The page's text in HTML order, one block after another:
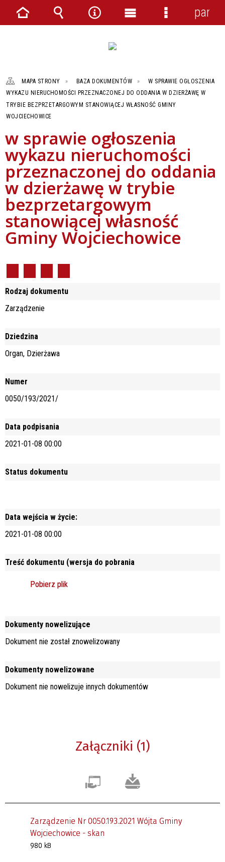
MAPA STRONY BAZA DOKUMENTÓW
W SPRAWIE OGŁOSZENIA
WYKAZU NIERUCHOMOŚCI PRZEZNACZONEJ DO ODDANIA W DZIERŻAWĘ W
TRYBIE BEZPRZETARGOWYM STANOWIĄCEJ WŁASNOŚĆ GMINY
WOJCIECHOWICE
w sprawie ogłoszenia
wykazu nieruchomości
przeznaczonej do oddania
w dzierżawę w trybie
bezprzetargowym
stanowiącej własność
Gminy Wojciechowice
Rodzaj dokumentu
Zarządzenie
Dziedzina
Organ, Dzierżawa
Numer
0050/193/2021/
Data podpisania
2021-01-08 00:00
Status dokumentu
Data wejścia w życie:
2021-01-08 00:00
Treść dokumentu (wersja do pobrania
Pobierz plik
Dokumenty nowelizujące
Dokument nie został znowelizowany
Dokumenty nowelizowane
Dokument nie nowelizuje innych dokumentów
Załączniki (1)
Zarządzenie Nr 0050.193.2021 Wójta Gminy
Wojciechowice - skan
980 kB
Strona Wyszukiwarka
NarzędziaMenu
Menu
panel